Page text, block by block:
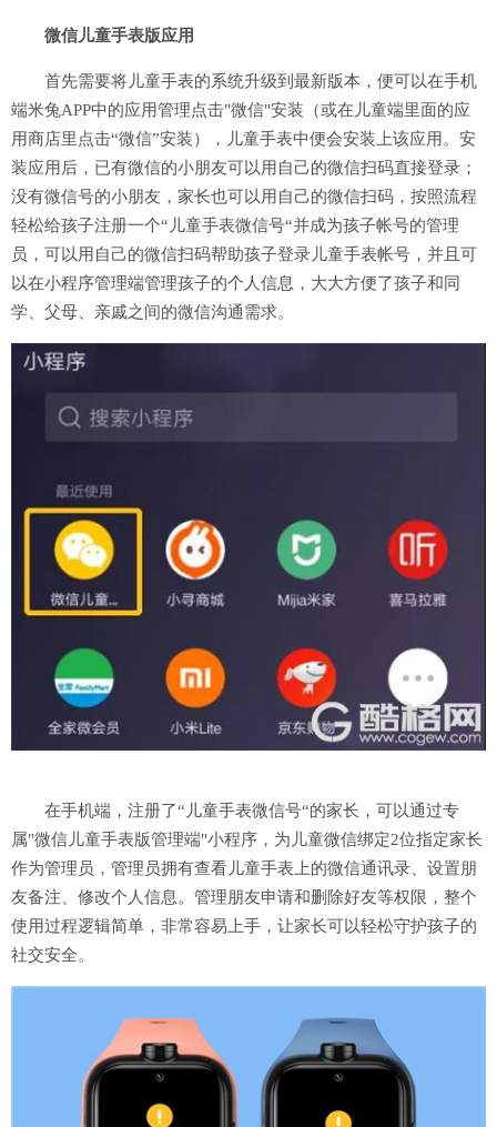
微信儿童手表版应用
首先需要将儿童手表的系统升级到最新版本，便可以在手机
端米兔APP中的应用管理点击"微信"安装 （或在儿童端里面的应
用商店里点击“微信”安装）
，儿童手表中便会安装上该应用。安
装应用后，已有微信的小朋友可以用自己的微信扫码直接登录；
没有微信号的小朋友，家长也可以用自己的微信扫码，按照流程
轻松给孩子注册一个“儿童手表微信号“并成为孩子帐号的管理
员，可以用自己的微信扫码帮助孩子登录儿童手表帐号，并且可
以在小程序管理端管理孩子的个人信息，大大方便了孩子和同
学、父母、亲戚之间的微信沟通需求。
在手机端，注册了“儿童手表微信号“的家长，可以通过专
属"微信儿童手表版管理端"小程序，为儿童微信绑定2位指定家长
作为管理员，管理员拥有查看儿童手表上的微信通讯录、设置朋
友备注、修改个人信息。管理朋友申请和删除好友等权限，整个
使用过程逻辑简单，非常容易上手，让家长可以轻松守护孩子的
社交安全。